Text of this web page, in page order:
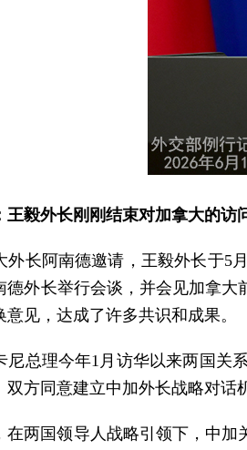
王毅外长刚刚结束对加拿大的访
外长阿南德邀请，王毅外长于5
德外长举行会谈，并会见加拿
见，达成了许多共识和成果。
尼总理今年1月访华以来两国关
双方同意建立中加外长战略对
在两国领导人战略引领下，中